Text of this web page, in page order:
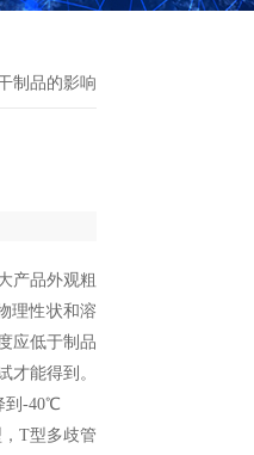
制品的影响
产品外观粗
理性状和溶
应低于制品
才能得到。
到-40℃
T型多歧管